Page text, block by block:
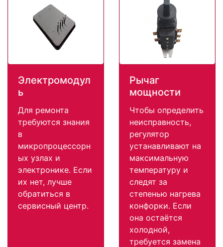
Электромодул
ь
Для ремонта
требуются знания
в
микропроцессорн
ых узлах и
электронике. Если
их нет, лучше
обратиться в
сервисный центр.
Рычаг
мощности
Чтобы определить
неисправность,
регулятор
устанавливают на
максимальную
температуру и
следят за
степенью нагрева
конфорки. Если
она остаётся
холодной,
требуется замена